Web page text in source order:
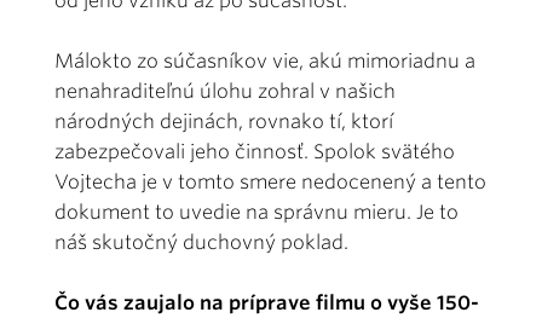
Málokto zo súčasníkov vie, akú mimoriadnu a
nenahraditeľnú úlohu zohral v našich
národných dejinách, rovnako tí, ktorí
zabezpečovali jeho činnosť. Spolok svätého
Vojtecha je v tomto smere nedocenený a tento
dokument to uvedie na správnu mieru. Je to
náš skutočný duchovný poklad.
Čo vás zaujalo na príprave filmu o vyše 150-